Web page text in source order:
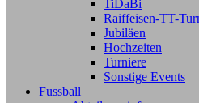
TiDaBi
Raiffeisen-TT-
Jubiläen
Hochzeiten
Turniere
Sonstige Events
Fussball